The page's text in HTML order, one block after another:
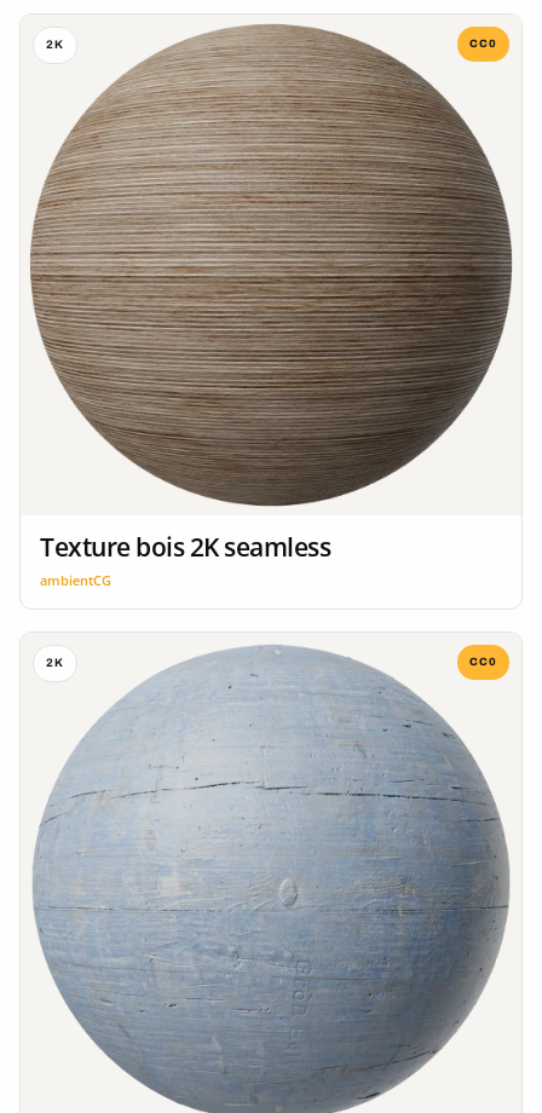
2K CC0
Texture bois 2K seamless
ambientCG
2K CC0